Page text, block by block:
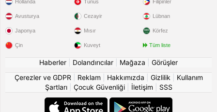
Hollanda
Avusturya
Japonya
Çin
Tunus
Cezayir
Mısır
Kuveyt
Filipinler
Lübnan
Körfez
Tüm liste
Haberler Dolandırıcılar Mağaza
Görüşler
Çerezler ve GDPR
Reklam Hakkımızda Gizlilik
Kullanım
Şartları| Çocuk Güvenliği| İletişim SSS